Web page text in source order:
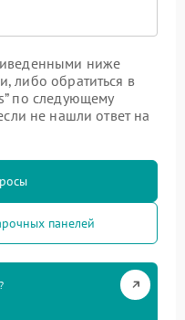
ниже
либо обратиться в
по следующему
не нашли ответ на
панелей